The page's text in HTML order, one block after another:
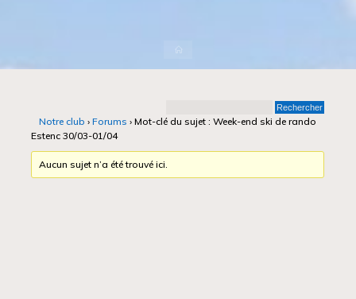
Notre club › Forums › Mot-clé du sujet : Week-end ski de rando
Estenc 30/03-01/04
Aucun sujet n’a été trouvé ici.